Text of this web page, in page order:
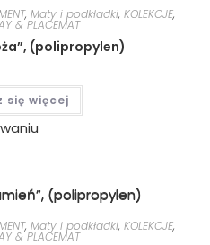
, Maty i podkładki, KOLEKCJE,
& PLACEMAT
(polipropylen)
się więcej
, Maty i podkładki, KOLEKCJE,
& PLACEMAT